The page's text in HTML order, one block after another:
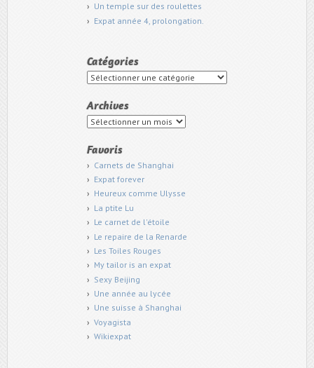
Un temple sur des roulettes
Expat année 4, prolongation.
Catégories
Catégories
Archives
Archives
Favoris
Carnets de Shanghai
Expat forever
Heureux comme Ulysse
La ptite Lu
Le carnet de l'étoile
Le repaire de la Renarde
Les Toiles Rouges
My tailor is an expat
Sexy Beijing
Une année au lycée
Une suisse à Shanghai
Voyagista
Wikiexpat